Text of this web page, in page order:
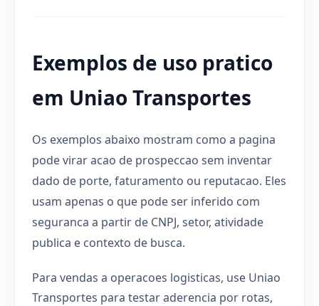
Exemplos de uso pratico
em Uniao Transportes
Os exemplos abaixo mostram como a pagina
pode virar acao de prospeccao sem inventar
dado de porte, faturamento ou reputacao. Eles
usam apenas o que pode ser inferido com
seguranca a partir de CNPJ, setor, atividade
publica e contexto de busca.
Para vendas a operacoes logisticas, use Uniao
Transportes para testar aderencia por rotas,